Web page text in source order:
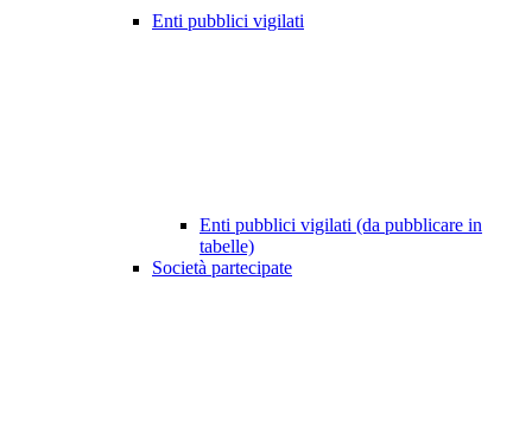
Enti pubblici vigilati
Enti pubblici vigilati (da pubblicare in
tabelle)
Società partecipate